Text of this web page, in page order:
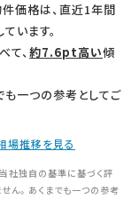
価格は、直近1年間
ています。
、約7.6pt高い傾
一つの参考としてご
場推移を見る
社独自の基準に基づく評
ん。 あくまでも一つの参考